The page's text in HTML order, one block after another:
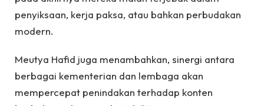
penyiksaan, kerja paksa, atau bahkan perbudakan
modern.
Meutya Hafid juga menambahkan, sinergi antara
berbagai kementerian dan lembaga akan
mempercepat penindakan terhadap konten